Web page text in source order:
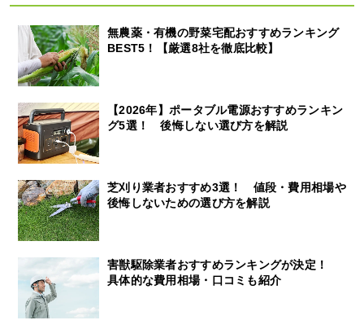
無農薬・有機の野菜宅配おすすめランキング
BEST5！【厳選8社を徹底比較】
【2026年】ポータブル電源おすすめランキン
グ5選！ 後悔しない選び方を解説
芝刈り業者おすすめ3選！ 値段・費用相場や
後悔しないための選び方を解説
害獣駆除業者おすすめランキングが決定！
具体的な費用相場・口コミも紹介